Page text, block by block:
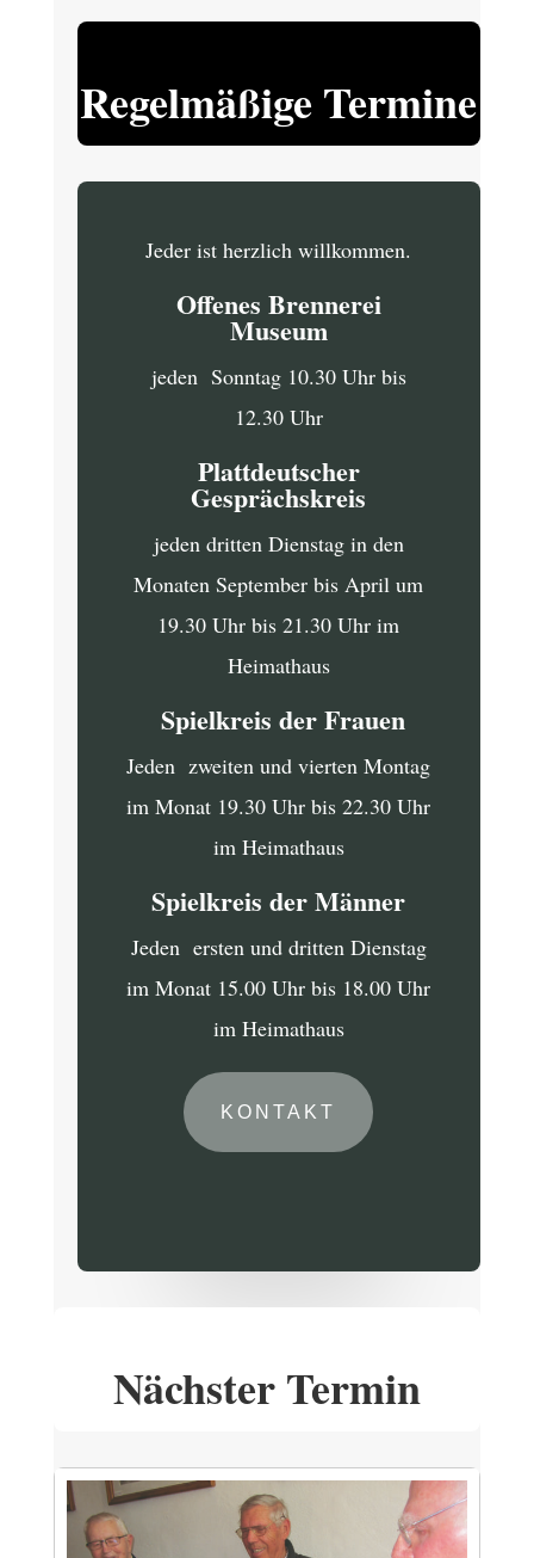
Regelmäßige Termine
Jeder ist herzlich willkommen.
Offenes Brennerei
Museum
jeden Sonntag 10.30 Uhr bis
12.30 Uhr
Plattdeutscher
Gesprächskreis
jeden dritten Dienstag in den
Monaten September bis April um
19.30 Uhr bis 21.30 Uhr im
Heimathaus
Spielkreis der Frauen
Jeden zweiten und vierten Montag
im Monat 19.30 Uhr bis 22.30 Uhr
im Heimathaus
Spielkreis der Männer
Jeden ersten und dritten Dienstag
im Monat 15.00 Uhr bis 18.00 Uhr
im Heimathaus
KONTAKT
Nächster Termin